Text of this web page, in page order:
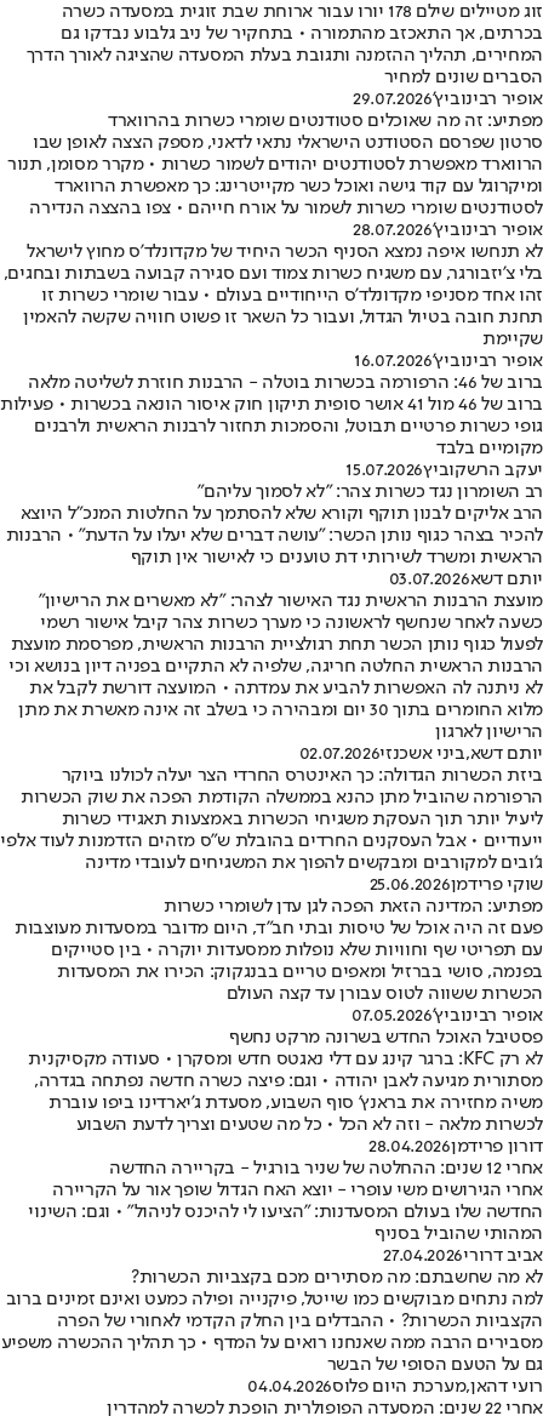
זוג מטיילים שילם 178 יורו עבור ארוחת שבת זוגית במסעדה כשרה
בכרתים, אך התאכזב מהתמורה • בתחקיר של ניב גלבוע נבדקו גם
המחירים, תהליך ההזמנה ותגובת בעלת המסעדה שהציגה לאורך הדרך
הסברים שונים למחיר
אופיר רבינוביץ'29.07.2026
מפתיע: זה מה שאוכלים סטודנטים שומרי כשרות בהרווארד
סרטון שפרסם הסטודנט הישראלי נתאי לדאני, מספק הצצה לאופן שבו
הרווארד מאפשרת לסטודנטים יהודים לשמור כשרות • מקרר מסומן, תנור
ומיקרוגל עם קוד גישה ואוכל כשר מקייטרינג: כך מאפשרת הרווארד
לסטודנטים שומרי כשרות לשמור על אורח חייהם • צפו בהצצה הנדירה
אופיר רבינוביץ'28.07.2026
לא תנחשו איפה נמצא הסניף הכשר היחיד של מקדונלד'ס מחוץ לישראל
בלי צ'יזבורגר, עם משגיח כשרות צמוד ועם סגירה קבועה בשבתות ובחגים,
זהו אחד מסניפי מקדונלד'ס הייחודיים בעולם • עבור שומרי כשרות זו
תחנת חובה בטיול הגדול, ועבור כל השאר זו פשוט חוויה שקשה להאמין
שקיימת
אופיר רבינוביץ'16.07.2026
ברוב של 46: הרפורמה בכשרות בוטלה - הרבנות חוזרת לשליטה מלאה
ברוב של 46 מול 41 אושר סופית תיקון חוק איסור הונאה בכשרות • פעילות
גופי כשרות פרטיים תבוטל, והסמכות תחזור לרבנות הראשית ולרבנים
מקומיים בלבד
יעקב הרשקוביץ15.07.2026
רב השומרון נגד כשרות צהר: "לא לסמוך עליהם"
הרב אליקים לבנון תוקף וקורא שלא להסתמך על החלטות המנכ"ל היוצא
להכיר בצהר כגוף נותן הכשר: "עושה דברים שלא יעלו על הדעת" • הרבנות
הראשית ומשרד לשירותי דת טוענים כי לאישור אין תוקף
יותם דשא03.07.2026
מועצת הרבנות הראשית נגד האישור לצהר: "לא מאשרים את הרישיון"
כשעה לאחר שנחשף לראשונה כי מערך כשרות צהר קיבל אישור רשמי
לפעול כגוף נותן הכשר תחת רגולציית הרבנות הראשית, מפרסמת מועצת
הרבנות הראשית החלטה חריגה, שלפיה לא התקיים בפניה דיון בנושא וכי
לא ניתנה לה האפשרות להביע את עמדתה • המועצה דורשת לקבל את
מלוא החומרים בתוך 30 יום ומבהירה כי בשלב זה אינה מאשרת את מתן
הרישיון לארגון
יותם דשא,ביני אשכנזי02.07.2026
ביזת הכשרות הגדולה: כך האינטרס החרדי הצר יעלה לכולנו ביוקר
הרפורמה שהוביל מתן כהנא בממשלה הקודמת הפכה את שוק הכשרות
ליעיל יותר תוך העסקת משגיחי הכשרות באמצעות תאגידי כשרות
ייעודיים • אבל העסקנים החרדים בהובלת ש"ס מזהים הזדמנות לעוד אלפי
ג'ובים למקורבים ומבקשים להפוך את המשגיחים לעובדי מדינה
שוקי פרידמן25.06.2026
מפתיע: המדינה הזאת הפכה לגן עדן לשומרי כשרות
פעם זה היה אוכל של טיסות ובתי חב״ד, היום מדובר במסעדות מעוצבות
עם תפריטי שף וחוויות שלא נופלות ממסעדות יוקרה • בין סטייקים
בפנמה, סושי בברזיל ומאפים טריים בבנגקוק: הכירו את המסעדות
הכשרות ששווה לטוס עבורן עד קצה העולם
אופיר רבינוביץ'07.05.2026
פסטיבל האוכל החדש בשרונה מרקט נחשף
לא רק KFC: ברגר קינג עם דלי נאגטס חדש ומסקרן • סעודה מקסיקנית
מסתורית מגיעה לאבן יהודה • וגם: פיצה כשרה חדשה נפתחה בגדרה,
משיה מחזירה את בראנץ' סוף השבוע, מסעדת ג'יארדינו ביפו עוברת
לכשרות מלאה - וזה לא הכל • כל מה שטעים וצריך לדעת השבוע
דורון פרידמן28.04.2026
אחרי 12 שנים: ההחלטה של שניר בורגיל - בקריירה החדשה
אחרי הגירושים משי עופרי - יוצא האח הגדול שופך אור על הקריירה
החדשה שלו בעולם המסעדנות: "הציעו לי להיכנס לניהול" • וגם: השינוי
המהותי שהוביל בסניף
אביב דרורי27.04.2026
לא מה שחשבתם: מה מסתירים מכם בקצביות הכשרות?
למה נתחים מבוקשים כמו שייטל, פיקנייה ופילה כמעט ואינם זמינים ברוב
הקצביות הכשרות? • ההבדלים בין החלק הקדמי לאחורי של הפרה
מסבירים הרבה ממה שאנחנו רואים על המדף • כך תהליך ההכשרה משפיע
גם על הטעם הסופי של הבשר
רועי דהאן,מערכת היום פלוס04.04.2026
אחרי 22 שנים: המסעדה הפופולרית הופכת לכשרה למהדרין